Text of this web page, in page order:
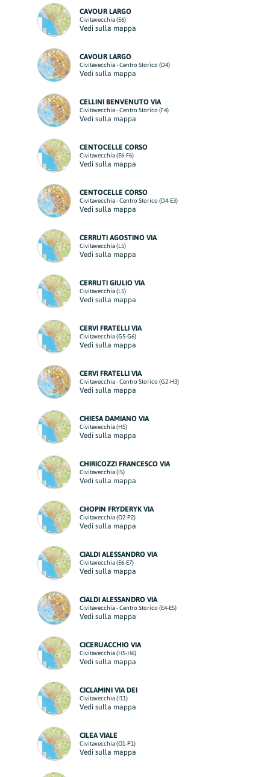
CAVOUR LARGO
Civitavecchia (E6)
Vedi sulla mappa
CAVOUR LARGO
Civitavecchia - Centro Storico (D4)
Vedi sulla mappa
CELLINI BENVENUTO VIA
Civitavecchia - Centro Storico (F4)
Vedi sulla mappa
CENTOCELLE CORSO
Civitavecchia (E6-F6)
Vedi sulla mappa
CENTOCELLE CORSO
Civitavecchia - Centro Storico (D4-E3)
Vedi sulla mappa
CERRUTI AGOSTINO VIA
Civitavecchia (L5)
Vedi sulla mappa
CERRUTI GIULIO VIA
Civitavecchia (L5)
Vedi sulla mappa
CERVI FRATELLI VIA
Civitavecchia (G5-G6)
Vedi sulla mappa
CERVI FRATELLI VIA
Civitavecchia - Centro Storico (G2-H3)
Vedi sulla mappa
CHIESA DAMIANO VIA
Civitavecchia (H5)
Vedi sulla mappa
CHIRICOZZI FRANCESCO VIA
Civitavecchia (I5)
Vedi sulla mappa
CHOPIN FRYDERYK VIA
Civitavecchia (O2-P2)
Vedi sulla mappa
CIALDI ALESSANDRO VIA
Civitavecchia (E6-E7)
Vedi sulla mappa
CIALDI ALESSANDRO VIA
Civitavecchia - Centro Storico (E4-E5)
Vedi sulla mappa
CICERUACCHIO VIA
Civitavecchia (H5-H6)
Vedi sulla mappa
CICLAMINI VIA DEI
Civitavecchia (I11)
Vedi sulla mappa
CILEA VIALE
Civitavecchia (O1-P1)
Vedi sulla mappa